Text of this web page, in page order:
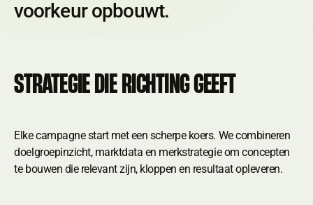
voorkeur opbouwt.
WE
ENERGIZE
YOUR BRAND
STRATEGIE DIE RICHTING GEEFT
Elke campagne start met een scherpe koers. We combineren
doelgroepinzicht, marktdata en merkstrategie om concepten
te bouwen die relevant zijn, kloppen en resultaat opleveren.